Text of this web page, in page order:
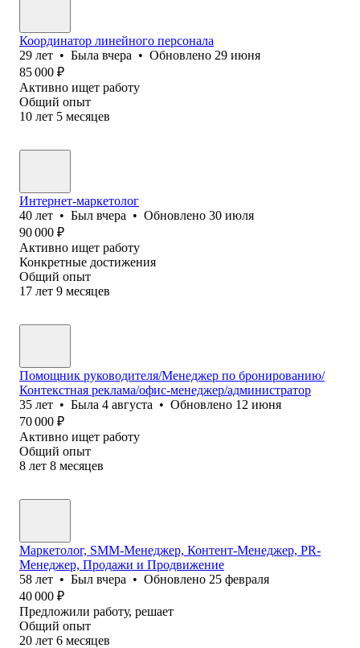
Координатор линейного персонала
29 лет • Была вчера • Обновлено 29 июня
85 000 ₽
Активно ищет работу
Общий опыт
10 лет 5 месяцев
Интернет-маркетолог
40 лет • Был вчера • Обновлено 30 июля
90 000 ₽
Активно ищет работу
Конкретные достижения
Общий опыт
17 лет 9 месяцев
Помощник руководителя/Менеджер по бронированию/
Контекстная реклама/офис-менеджер/администратор
35 лет • Была 4 августа • Обновлено 12 июня
70 000 ₽
Активно ищет работу
Общий опыт
8 лет 8 месяцев
Маркетолог, SMM-Менеджер, Контент-Менеджер, PR-
Менеджер, Продажи и Продвижение
58 лет • Был вчера • Обновлено 25 февраля
40 000 ₽
Предложили работу, решает
Общий опыт
20 лет 6 месяцев